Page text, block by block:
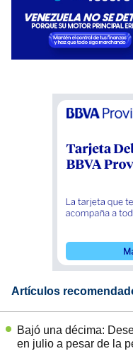
Artículos
Bajó una décima:
en julio a pesar de la